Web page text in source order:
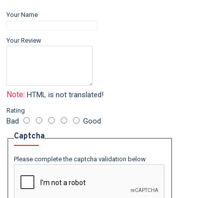
Your Name
Your Review
Note: HTML is not translated!
Rating
Bad Good
Captcha
Please complete the captcha validation below